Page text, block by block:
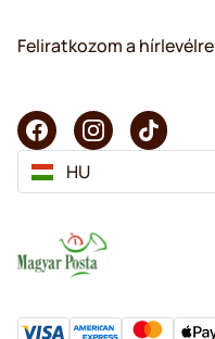
Feliratkozom a hírlevélre
HU